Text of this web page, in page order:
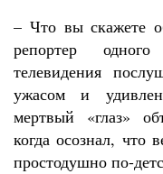
– Что вы скажете
репортер
телевидения
ужасом и
мертвый «глаз»
когда осознал, что
простодушно по-